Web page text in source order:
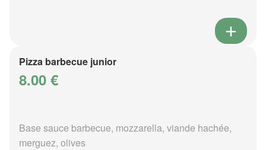
Pizza barbecue junior
8.00 €
Base sauce barbecue, mozzarella, viande hachée,
merguez, olives